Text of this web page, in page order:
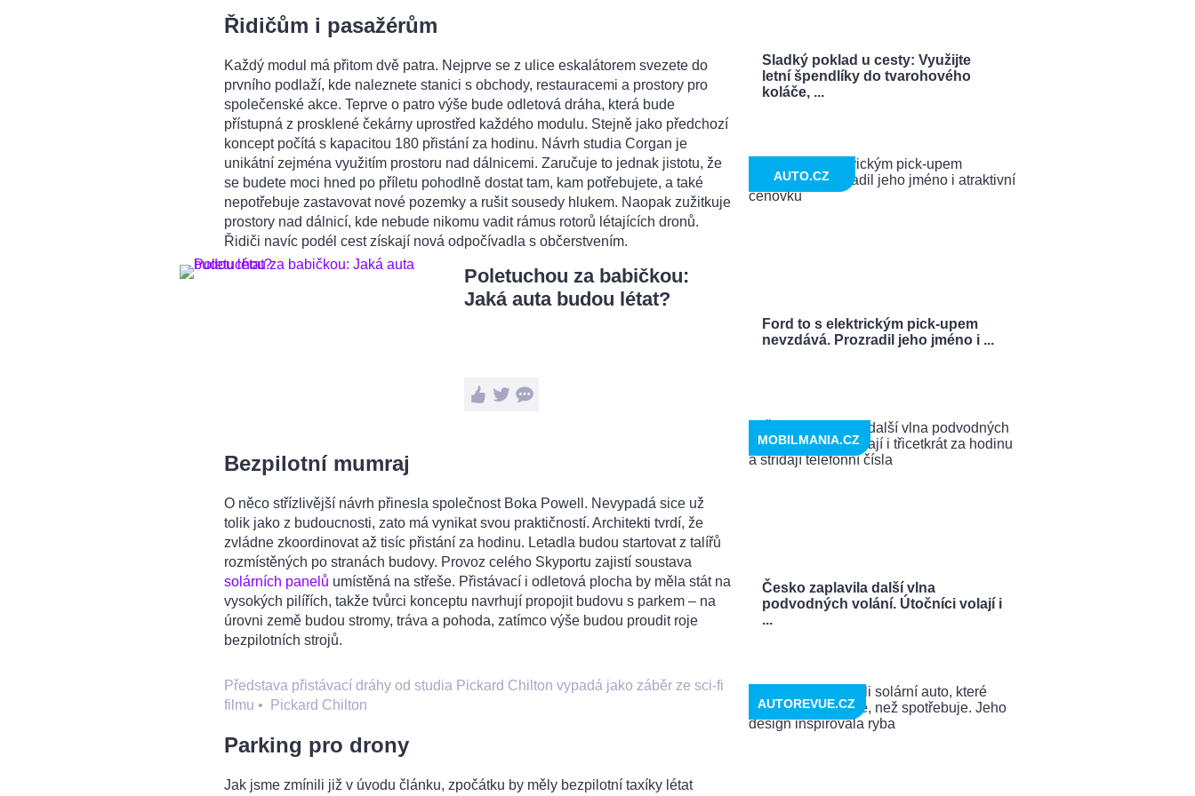
Řidičům i pasažérům
Každý modul má přitom dvě patra. Nejprve se z ulice eskalátorem svezete do
prvního podlaží, kde naleznete stanici s obchody, restauracemi a prostory pro
společenské akce. Teprve o patro výše bude odletová dráha, která bude
přístupná z prosklené čekárny uprostřed každého modulu. Stejně jako předchozí
koncept počítá s kapacitou 180 přistání za hodinu. Návrh studia Corgan je
unikátní zejména využitím prostoru nad dálnicemi. Zaručuje to jednak jistotu, že
se budete moci hned po příletu pohodlně dostat tam, kam potřebujete, a také
nepotřebuje zastavovat nové pozemky a rušit sousedy hlukem. Naopak zužitkuje
prostory nad dálnicí, kde nebude nikomu vadit rámus rotorů létajících dronů.
Řidiči navíc podél cest získají nová odpočívadla s občerstvením.
Poletuchou za babičkou:
Jaká auta budou létat?
Bezpilotní mumraj
O něco střízlivější návrh přinesla společnost Boka Powell. Nevypadá sice už
tolik jako z budoucnosti, zato má vynikat svou praktičností. Architekti tvrdí, že
zvládne zkoordinovat až tisíc přistání za hodinu. Letadla budou startovat z talířů
rozmístěných po stranách budovy. Provoz celého Skyportu zajistí soustava
solárních panelů umístěná na střeše. Přistávací i odletová plocha by měla stát na
vysokých pilířích, takže tvůrci konceptu navrhují propojit budovu s parkem – na
úrovni země budou stromy, tráva a pohoda, zatímco výše budou proudit roje
bezpilotních strojů.
Představa přistávací dráhy od studia Pickard Chilton vypadá jako záběr ze sci-fi
filmu • Pickard Chilton
Parking pro drony
Jak jsme zmínili již v úvodu článku, zpočátku by měly bezpilotní taxíky létat
Sladký poklad u cesty: Využijte
letní špendlíky do tvarohového
koláče, ...
Ford to s elektrickým pick-upem
nevzdává. Prozradil jeho jméno i ...
AUTO.CZ
Česko zaplavila další vlna
podvodných volání. Útočníci volají i
...
MOBILMANIA.CZ
AUTOREVUE.CZ